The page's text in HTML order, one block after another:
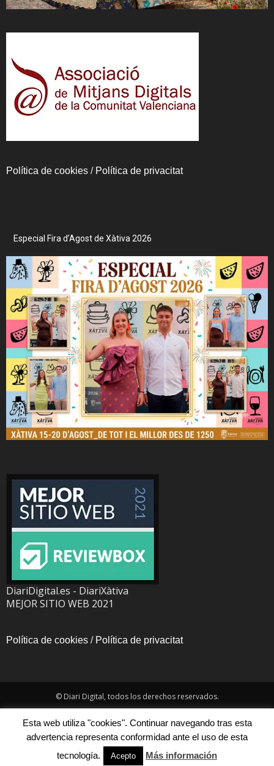
Política de cookies / Política de privacitat
Especial Fira d’Agost de Xàtiva 2026
DiariDigital.es - DiariXàtiva
MEJOR SITIO WEB 2021
Política de cookies / Política de privacitat
© Diari Digital, todos los derechos reservados.
Esta web utiliza "cookies". Continuar navegando tras esta
advertencia representa conformidad ante el uso de esta
tecnología.
Acepto Más información